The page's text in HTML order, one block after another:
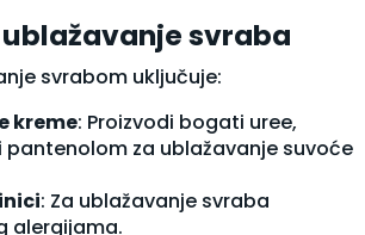
ublažavanje svraba
svrabom uključuje:
kreme: Proizvodi bogati uree,
pantenolom za ublažavanje suvoće
: Za ublažavanje svraba
alergijama.